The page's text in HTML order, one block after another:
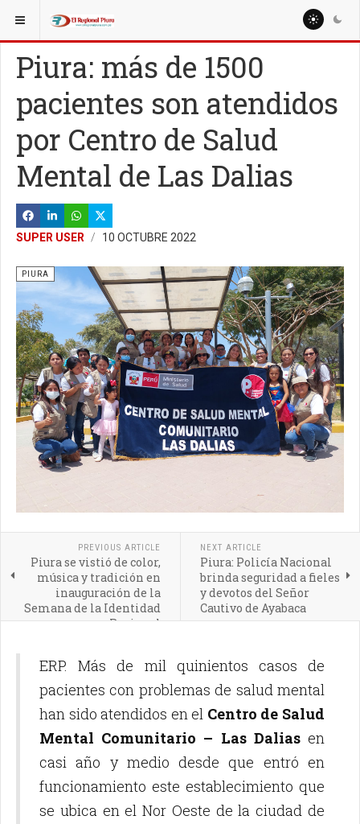
ESTÁ AQUÍ: REGIÓN PIURA
Piura: más de 1500
pacientes son atendidos
por Centro de Salud
Mental de Las Dalias
SUPER USER 10 OCTUBRE 2022
PIURA
PREVIOUS ARTICLE
Piura se vistió de color,
música y tradición en
inauguración de la
Semana de la Identidad
Regional
NEXT ARTICLE
Piura: Policía Nacional
brinda seguridad a fieles
y devotos del Señor
Cautivo de Ayabaca
ERP. Más de mil quinientos casos de
pacientes con problemas de salud mental
han sido atendidos en el Centro de Salud
Mental Comunitario – Las Daliasen
casi año y medio desde que entró en
funcionamiento este establecimiento que
se ubica en el Nor Oeste de la ciudad de